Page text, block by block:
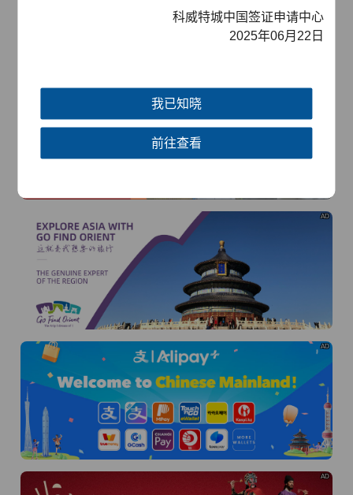
AD
AD
AD
科威特城中国签证申请中心
2025年06月22日
我已知晓
前往查看